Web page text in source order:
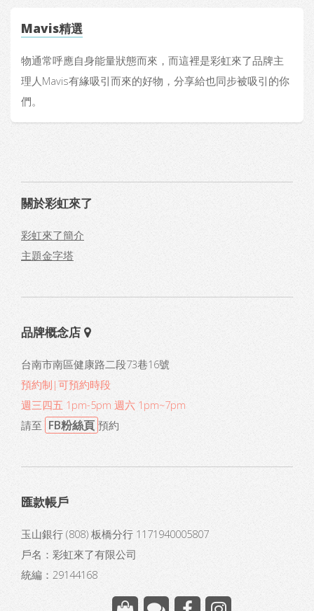
Mavis精選
物通常呼應自身能量狀態而來，而這裡是彩虹來了品牌主
理人Mavis有緣吸引而來的好物，分享給也同步被吸引的你
們。
關於彩虹來了
彩虹來了簡介
主題金字塔
品牌概念店
台南市南區健康路二段73巷16號
預約制|可預約時段
週三四五 1pm-5pm 週六 1pm~7pm
請至 FB粉絲頁 預約
匯款帳戶
玉山銀行 (808) 板橋分行 1171940005807
戶名：彩虹來了有限公司
統編：29144168